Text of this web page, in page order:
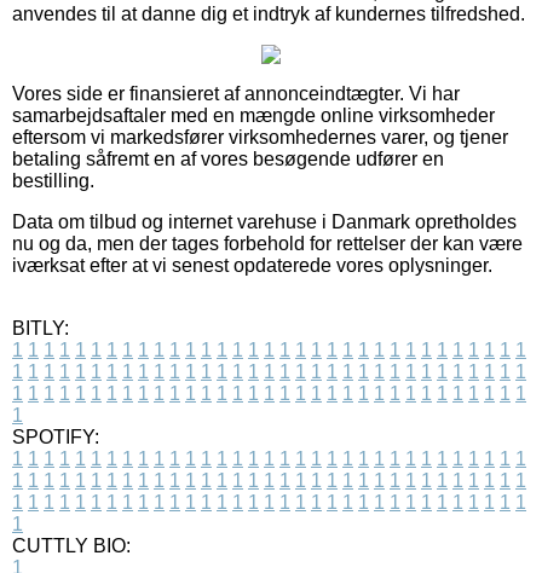
anvendes til at danne dig et indtryk af kundernes tilfredshed.
Vores side er finansieret af annonceindtægter. Vi har
samarbejdsaftaler med en mængde online virksomheder
eftersom vi markedsfører virksomhedernes varer, og tjener
betaling såfremt en af vores besøgende udfører en
bestilling.
Data om tilbud og internet varehuse i Danmark opretholdes
nu og da, men der tages forbehold for rettelser der kan være
iværksat efter at vi senest opdaterede vores oplysninger.
BITLY:
1 1 1 1 1 1 1 1 1 1 1 1 1 1 1 1 1 1 1 1 1 1 1 1 1 1 1 1 1 1 1 1 1
1 1 1 1 1 1 1 1 1 1 1 1 1 1 1 1 1 1 1 1 1 1 1 1 1 1 1 1 1 1 1 1 1
1 1 1 1 1 1 1 1 1 1 1 1 1 1 1 1 1 1 1 1 1 1 1 1 1 1 1 1 1 1 1 1 1
1
SPOTIFY:
1 1 1 1 1 1 1 1 1 1 1 1 1 1 1 1 1 1 1 1 1 1 1 1 1 1 1 1 1 1 1 1 1
1 1 1 1 1 1 1 1 1 1 1 1 1 1 1 1 1 1 1 1 1 1 1 1 1 1 1 1 1 1 1 1 1
1 1 1 1 1 1 1 1 1 1 1 1 1 1 1 1 1 1 1 1 1 1 1 1 1 1 1 1 1 1 1 1 1
1
CUTTLY BIO:
1